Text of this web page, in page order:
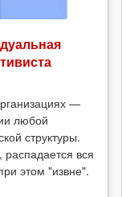
—
любой
структуры.
вся
этом "извне".